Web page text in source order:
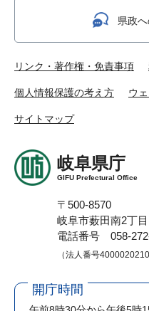
県政
リンク・著作権・免責事項
個人情報保護の考え方 ウ
サイトマップ
岐阜県庁
GIFU Prefectural Office
〒500-8570
岐阜市薮田南2丁
電話番号 058-272-
（法人番号
開庁時間